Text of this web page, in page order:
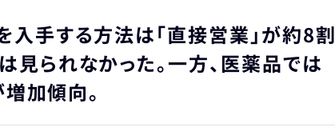
手する方法は「直接営業」が約8割
られなかった。一方、医薬品では
加傾向。